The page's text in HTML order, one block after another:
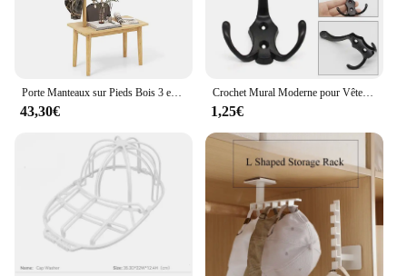
Porte Manteaux sur Pieds Bois 3 en 1, Meuble d'Entrée avec Banc, 4 Crochets, Table d’Appoint avec Portant à Vêtement en Bois, Vestiaire pour Entrée, Couloir, Chambre, 76 x 43 x 168 cm
43,30€
Crochet Mural Moderne pour Vêtements de Chambre à Coucher, 3 Crochets pour Manteau, Robe, Chapeau T1, Chrome Or, Meubles d'Entrée
1,25€